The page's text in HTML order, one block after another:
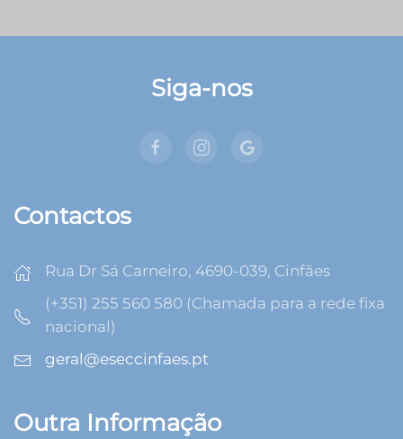
Siga-nos
Contactos
Rua Dr Sá Carneiro, 4690-039, Cinfães
(+351) 255 560 580 (Chamada para a rede fixa
nacional)
geral@eseccinfaes.pt
Outra Informação